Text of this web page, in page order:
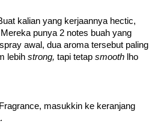
Mereka punya 2 notes buah yang
awal, dua aroma tersebut paling
lebih strong, tapi tetap smooth
masukkin ke keranjang